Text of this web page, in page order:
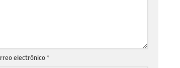
electrónico *